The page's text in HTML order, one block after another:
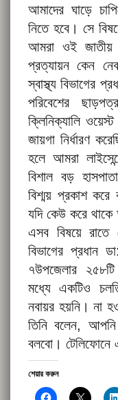
আমাদের ঘাড়ে
নিতে হবে। সে
আমরা ওই জাতীয়
প্রত্যায়ন কেন
স্বাস্থ্য বিভাগের
পরিবেশের
ক্লিনিক্যালি
জায়গা নির্ধারণ
হলে আমরা
বিশাল বড়
বিশ্ময় প্রকাশ
যদি কেউ করে
এসব বিষয়ে
বিভাগের প্রধান
৭উপজেলার ২৫৮টি
মধ্যে একটিও
নবায়র হয়নি। না
তিনি বলেন,
বলবো। টেলিফোনে
শেয়ার করুন